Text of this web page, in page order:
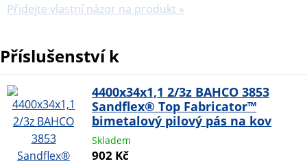
Přidejte vlastní názor na produkt »
Příslušenství k
4400x34x1,1 2/3z BAHCO 3853
Sandflex® Top Fabricator™
bimetalový pilový pás na kov
Skladem
902 Kč